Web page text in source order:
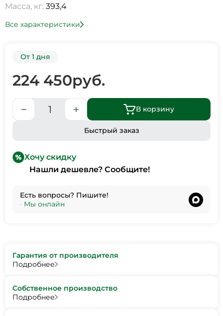
Масса, кг: 393,4
Все характеристики
От 1 дня
224 450руб.
В корзину
Быстрый заказ
Хочу скидку
Нашли дешевле? Сообщите!
Есть вопросы? Пишите!
• Мы онлайн
Гарантия от производителя
Подробнее
Собственное производство
Подробнее